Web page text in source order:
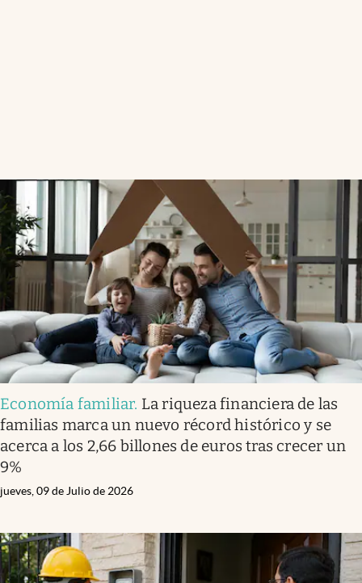
Economía familiar. La riqueza financiera de las
familias marca un nuevo récord histórico y se
acerca a los 2,66 billones de euros tras crecer un
9%
jueves, 09 de Julio de 2026